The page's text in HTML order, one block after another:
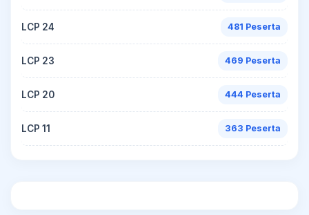
LCP 24 481 Peserta
LCP 23 469 Peserta
LCP 20 444 Peserta
LCP 11 363 Peserta